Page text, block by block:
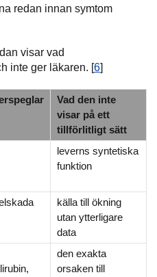
redan innan symtom
visar vad
inte ger läkaren. [6]
Vad den inte
visar på ett
tillförlitligt sätt
leverns syntetiska
funktion
källa till ökning
utan ytterligare
data
den exakta
orsaken till